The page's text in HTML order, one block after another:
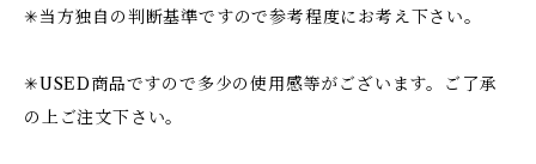
✳︎当方独自の判断基準ですので参考程度にお考え下さい。
✳︎USED商品ですので多少の使用感等がございます。ご了承
の上ご注文下さい。